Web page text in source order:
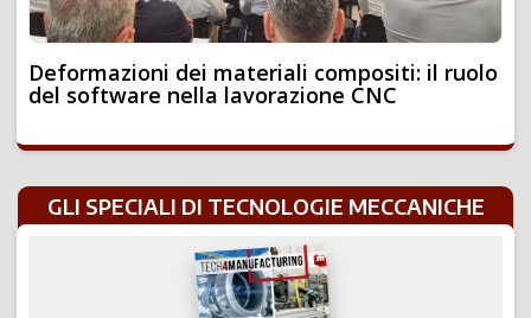
Deformazioni dei materiali compositi: il ruolo
del software nella lavorazione CNC
GLI SPECIALI DI TECNOLOGIE MECCANICHE